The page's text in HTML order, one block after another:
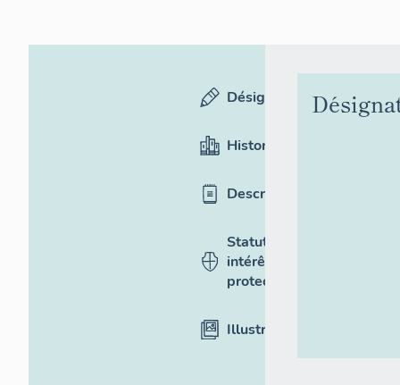
Désignation
Historique
Description
Statut,
intérêt et
protection
Illustrations